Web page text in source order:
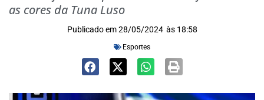
as cores da Tuna Luso
Publicado em 28/05/2024 às 18:58
Esportes